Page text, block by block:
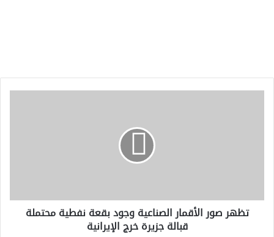
قبالة
جزيرةتظهر صور الأقمار الصناعية وجود بقعة نفطية محتملة
قبالة جزيرة خرج الإيرانية